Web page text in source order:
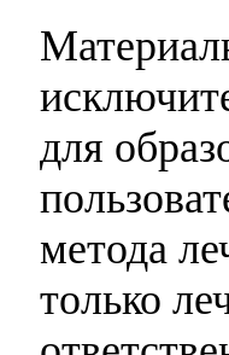
для
метода
только